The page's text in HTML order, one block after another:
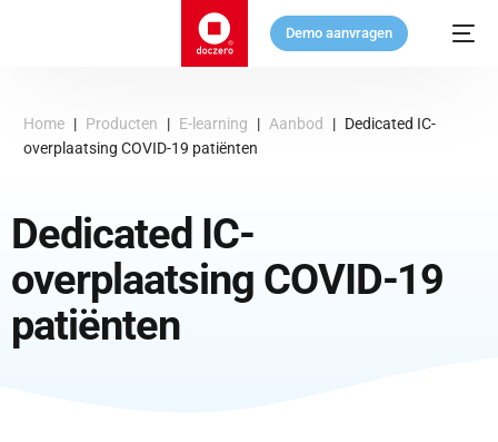
Demo aanvragen
Home | Producten | E-learning | Aanbod | Dedicated IC-
overplaatsing COVID-19 patiënten
Dedicated IC-
overplaatsing COVID-19
patiënten